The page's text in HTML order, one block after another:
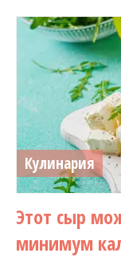
Кулинария
Этот сыр
минимум